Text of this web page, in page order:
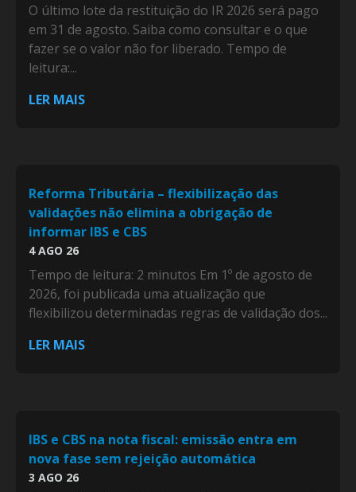
O último lote da restituição do IR 2026 será pago
em 31 de agosto. Saiba como consultar e o que
fazer se o valor não for liberado. Tempo de
leitura:...
LER MAIS
Reforma Tributária – flexibilização das
validações não elimina a obrigação de
informar IBS e CBS
4 AGO 26
Tempo de leitura: 2 minutos Em 1º de agosto de
2026, foi publicada uma atualização que
flexibilizou determinadas regras de validação dos...
LER MAIS
IBS e CBS na nota fiscal: emissão entra em
nova fase sem rejeição automática
3 AGO 26